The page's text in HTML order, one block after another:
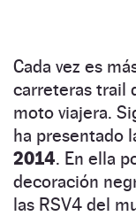
Cada vez es
carreteras trail
moto viajera.
ha presentado
2014. En ella
decoración
las RSV4 del